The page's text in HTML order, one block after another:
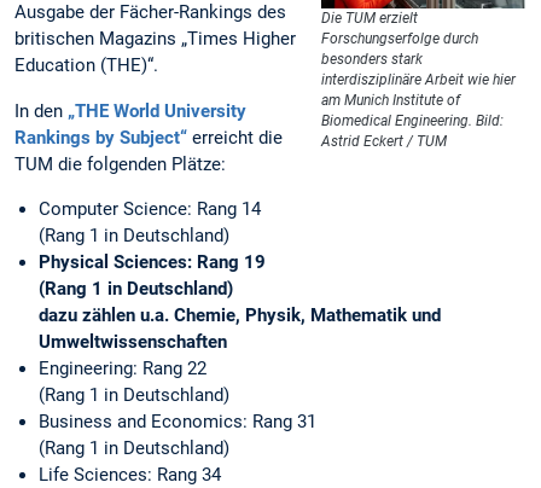
Die TUM erzielt
Forschungserfolge durch
besonders stark
interdisziplinäre Arbeit wie hier
am Munich Institute of
Biomedical Engineering. Bild:
Astrid Eckert / TUM
Ausgabe der Fächer-Rankings des
britischen Magazins „Times Higher
Education (THE)“.
In den „THE World University
Rankings by Subject“ erreicht die
TUM die folgenden Plätze:
Computer Science: Rang 14
(Rang 1 in Deutschland)
Physical Sciences: Rang 19
(Rang 1 in Deutschland)
dazu zählen u.a. Chemie, Physik, Mathematik und
Umweltwissenschaften
Engineering: Rang 22
(Rang 1 in Deutschland)
Business and Economics: Rang 31
(Rang 1 in Deutschland)
Life Sciences: Rang 34